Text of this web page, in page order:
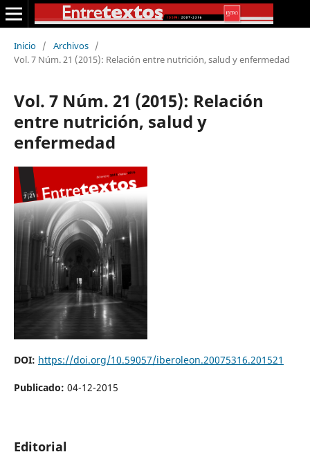
Inicio / Archivos /
Vol. 7 Núm. 21 (2015): Relación entre nutrición, salud y enfermedad
Vol. 7 Núm. 21 (2015): Relación
entre nutrición, salud y
enfermedad
DOI: https://doi.org/10.59057/iberoleon.20075316.201521
Publicado: 04-12-2015
Editorial